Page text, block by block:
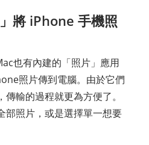
將 iPhone 手機照
也有內建的「照片」應用
照片傳到電腦。由於它們
輸的過程就更為方便了。
部照片，或是選擇單一想要